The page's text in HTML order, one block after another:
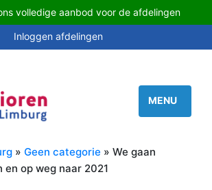
volledige aanbod voor de afdelingen
Inloggen afdelingen
» Geen categorie » We gaan
en op weg naar 2021